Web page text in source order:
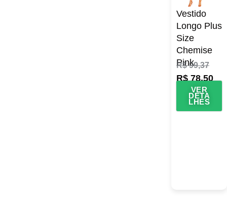
Vestido
Longo Plus
Size
Chemise
Pink
R$99,37
R$78,50
VER
DETA
LHES